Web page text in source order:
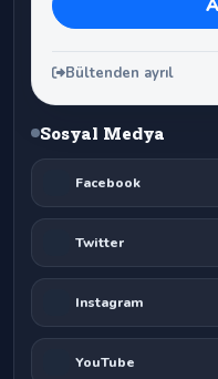
Bültenden ayrıl
Sosyal Medya
Facebook
Twitter
Instagram
YouTube